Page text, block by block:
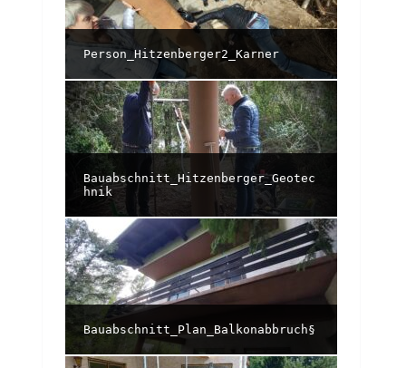
Person_Hitzenberger2_Karner
Bauabschnitt_Hitzenberger_Geotec
hnik
Bauabschnitt_Plan_Balkonabbruch§